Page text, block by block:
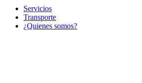
Servicios
Transporte
¿Quienes somos?